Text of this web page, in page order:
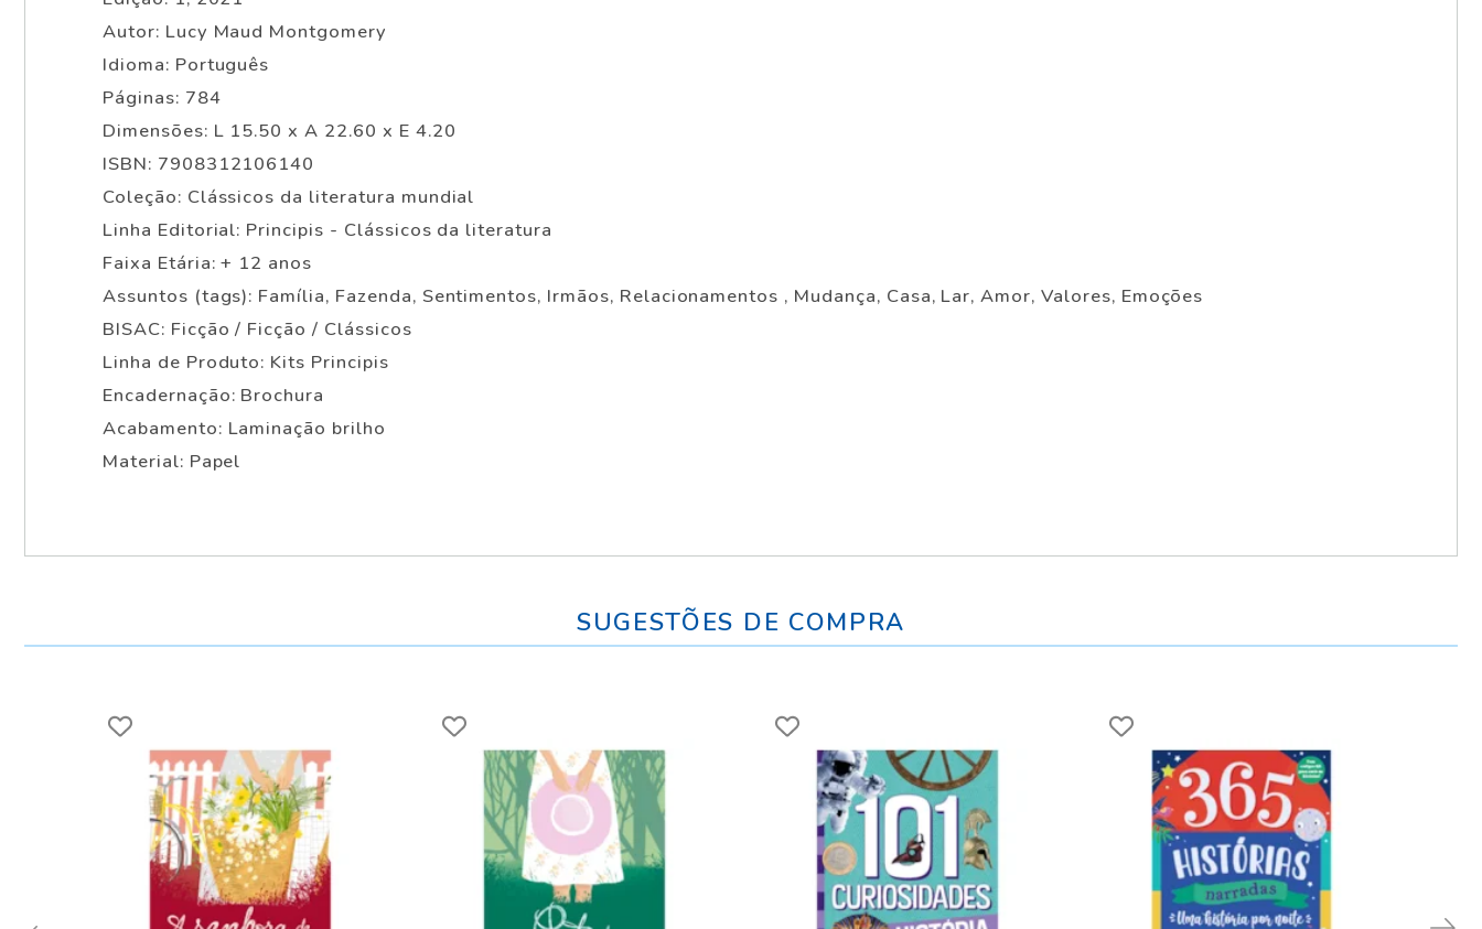
Autor: Lucy Maud Montgomery
Idioma: Português
Páginas: 784
Dimensões: L 15.50 x A 22.60 x E 4.20
ISBN: 7908312106140
Coleção: Clássicos da literatura mundial
Linha Editorial: Principis - Clássicos da literatura
Faixa Etária: + 12 anos
Assuntos (tags): Família, Fazenda, Sentimentos, Irmãos, Relacionamentos , Mudança, Casa, Lar, Amor, Valores, Emoções
BISAC: Ficção / Ficção / Clássicos
Linha de Produto: Kits Principis
Encadernação: Brochura
Acabamento: Laminação brilho
Material: Papel
SUGESTÕES DE COMPRA